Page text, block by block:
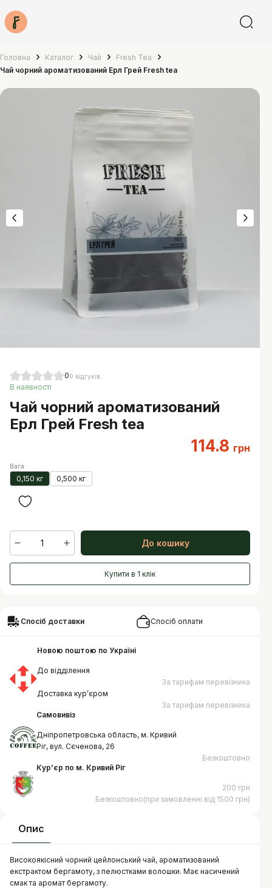
Головна Каталог Чай
Fresh Tea
Чай чорний ароматизований Ерл Грей Fresh tea
00 відгуків
В наявності
Чай чорний ароматизований
Ерл Грей Fresh tea
114.8 грн
Вага:
0,150 кг 0,500 кг
1 До кошику
Купити в 1 клік
Опис
Високоякісний чорний цейлонський чай, ароматизований
екстрактом бергамоту, з пелюстками волошки. Має насичений
смак та аромат бергамоту.
Спосіб доставки Спосіб оплати
Новою поштою по Україні
До відділення
За тарифам перевізника
Доставка курʼєром
За тарифам перевізника
Самовивіз
Дніпропетровська область, м. Кривий
Ріг, вул. Сєченова, 26
Безкоштовно
Курʼєр по м. Кривий Ріг
200 грн
Безкоштовно(при замовленні від 1500 грн)